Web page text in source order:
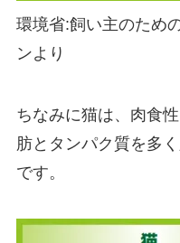
環境省:飼い主のため
ンより
ちなみに猫は、肉食
肪とタンパク質を多
です。